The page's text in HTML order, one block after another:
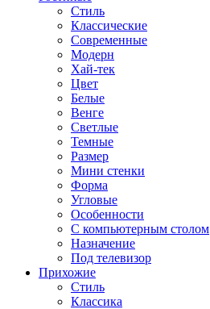
Стиль
Классические
Современные
Модерн
Хай-тек
Цвет
Белые
Венге
Светлые
Темные
Размер
Мини стенки
Форма
Угловые
Особенности
С компьютерным столом
Назначение
Под телевизор
Прихожие
Стиль
Классика